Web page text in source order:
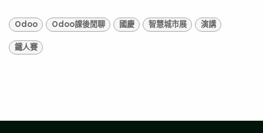
Odoo Odoo課後閒聊 國慶 智慧城市展 演講
鐵人賽